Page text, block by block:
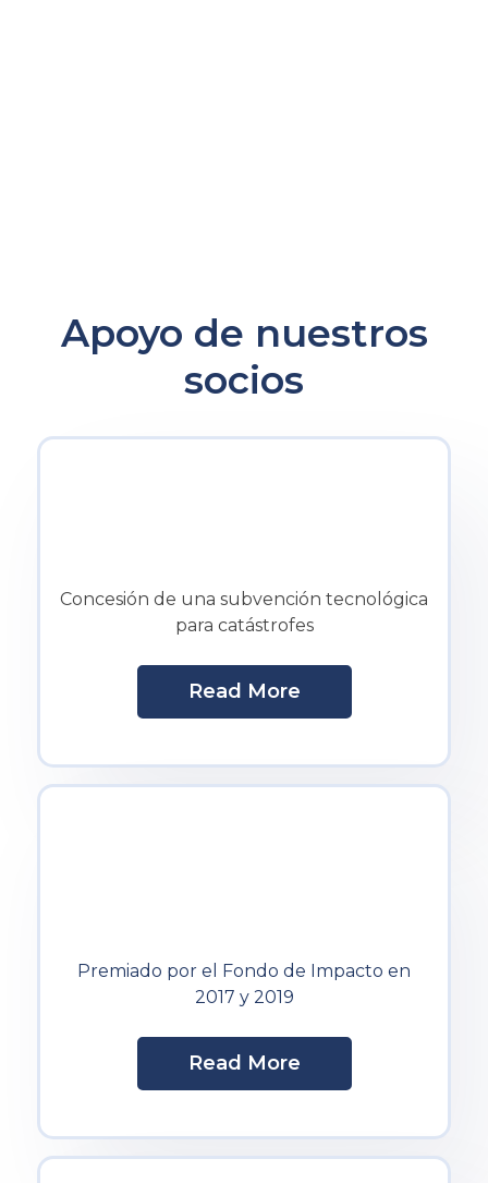
Apoyo de nuestros
socios
Concesión de una subvención tecnológica
para catástrofes
Read More
Premiado por el Fondo de Impacto en
2017 y 2019
Read More